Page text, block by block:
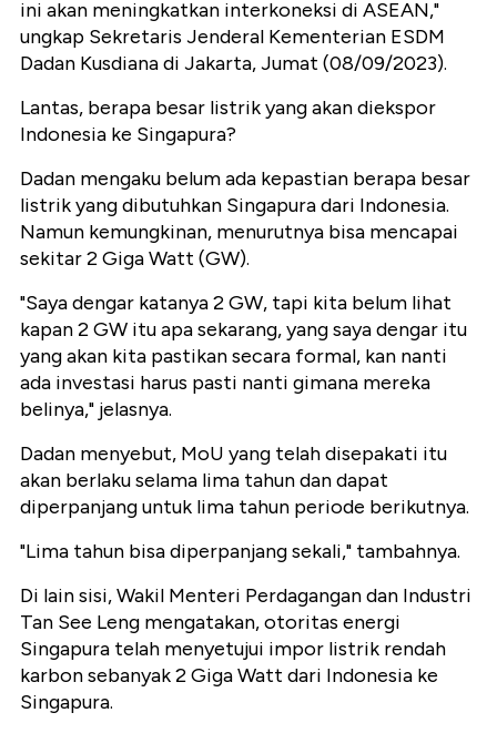
ini akan meningkatkan interkoneksi di ASEAN,"
ungkap Sekretaris Jenderal Kementerian ESDM
Dadan Kusdiana di Jakarta, Jumat (08/09/2023).
Lantas, berapa besar listrik yang akan diekspor
Indonesia ke Singapura?
Dadan mengaku belum ada kepastian berapa besar
listrik yang dibutuhkan Singapura dari Indonesia.
Namun kemungkinan, menurutnya bisa mencapai
sekitar 2 Giga Watt (GW).
"Saya dengar katanya 2 GW, tapi kita belum lihat
kapan 2 GW itu apa sekarang, yang saya dengar itu
yang akan kita pastikan secara formal, kan nanti
ada investasi harus pasti nanti gimana mereka
belinya," jelasnya.
Dadan menyebut, MoU yang telah disepakati itu
akan berlaku selama lima tahun dan dapat
diperpanjang untuk lima tahun periode berikutnya.
"Lima tahun bisa diperpanjang sekali," tambahnya.
Di lain sisi, Wakil Menteri Perdagangan dan Industri
Tan See Leng mengatakan, otoritas energi
Singapura telah menyetujui impor listrik rendah
karbon sebanyak 2 Giga Watt dari Indonesia ke
Singapura.